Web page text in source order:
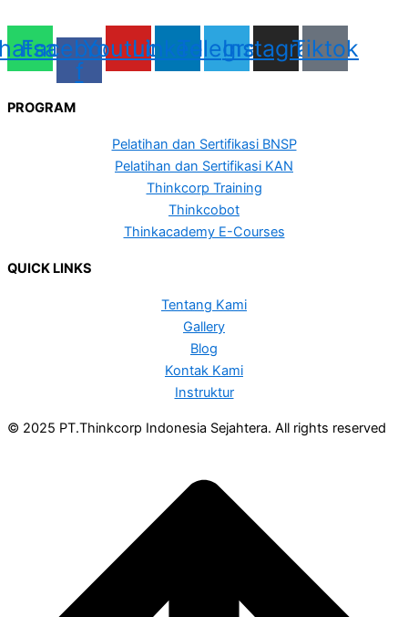
Facebook-
f
YoutubeLinkedinTelegram
Instagram
Tiktok
PROGRAM
Pelatihan dan Sertifikasi BNSP
Pelatihan dan Sertifikasi KAN
Thinkcorp Training
Thinkcobot
Thinkacademy E-Courses
QUICK LINKS
Tentang Kami
Gallery
Blog
Kontak Kami
Instruktur
© 2025 PT.Thinkcorp Indonesia Sejahtera. All rights reserved